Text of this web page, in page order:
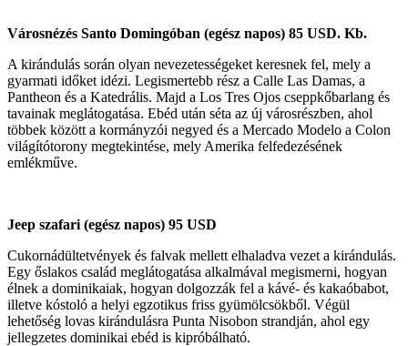
Városnézés Santo Domingóban (egész napos) 85 USD. Kb.
A kirándulás során olyan nevezetességeket keresnek fel, mely a
gyarmati időket idézi. Legismertebb rész a Calle Las Damas, a
Pantheon és a Katedrális. Majd a Los Tres Ojos cseppkőbarlang és
tavainak meglátogatása. Ebéd után séta az új városrészben, ahol
többek között a kormányzói negyed és a Mercado Modelo a Colon
világítótorony megtekintése, mely Amerika felfedezésének
emlékműve.
Jeep szafari (egész napos) 95 USD
Cukornádültetvények és falvak mellett elhaladva vezet a kirándulás.
Egy őslakos család meglátogatása alkalmával megismerni, hogyan
élnek a dominikaiak, hogyan dolgozzák fel a kávé- és kakaóbabot,
illetve kóstoló a helyi egzotikus friss gyümölcsökből. Végül
lehetőség lovas kirándulásra Punta Nisobon strandján, ahol egy
jellegzetes dominikai ebéd is kipróbálható.